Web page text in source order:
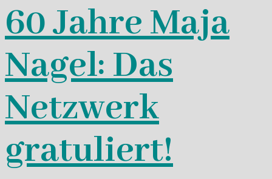
60 Jahre Maja
Nagel: Das
Netzwerk
gratuliert!